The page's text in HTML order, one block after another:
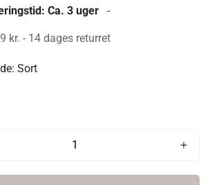
Ca. 3 uger -
kr. - 14 dages returret
Sort